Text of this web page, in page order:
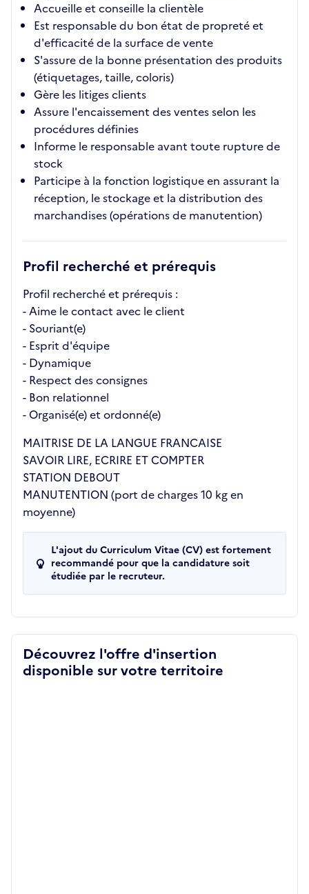
Accueille et conseille la clientèle
Est responsable du bon état de propreté et
d'efficacité de la surface de vente
S'assure de la bonne présentation des produits
(étiquetages, taille, coloris)
Gère les litiges clients
Assure l'encaissement des ventes selon les
procédures définies
Informe le responsable avant toute rupture de
stock
Participe à la fonction logistique en assurant la
réception, le stockage et la distribution des
marchandises (opérations de manutention)
Profil recherché et prérequis
Profil recherché et prérequis :
- Aime le contact avec le client
- Souriant(e)
- Esprit d'équipe
- Dynamique
- Respect des consignes
- Bon relationnel
- Organisé(e) et ordonné(e)
MAITRISE DE LA LANGUE FRANCAISE
SAVOIR LIRE, ECRIRE ET COMPTER
STATION DEBOUT
MANUTENTION (port de charges 10 kg en
moyenne)
L'ajout du Curriculum Vitae (CV) est fortement
recommandé pour que la candidature soit
étudiée par le recruteur.
Découvrez l'offre d'insertion
disponible sur votre territoire